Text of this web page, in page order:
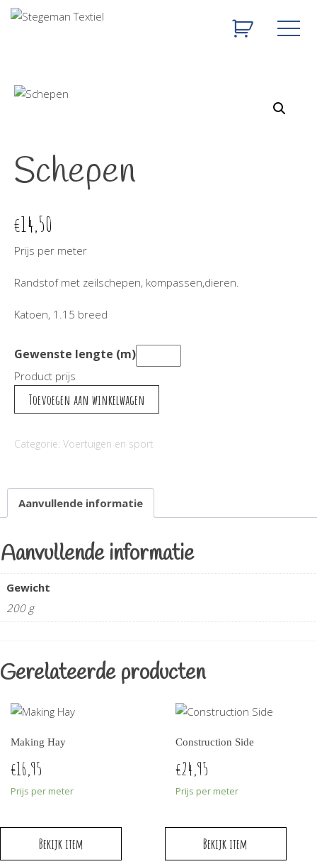
Schepen
€14,50
Prijs per meter
Randstof met zeilschepen, kompassen,dieren.
Katoen, 1.15 breed
Gewenste lengte (m)
Product prijs
Schepen
aantal
Toevoegen aan winkelwagen
Categorie: Voertuigen en sport
Aanvullende informatie
Aanvullende informatie
Gewicht
200 g
Gerelateerde producten
Making Hay
€16,95
Prijs per meter
Bekijk item
Construction Side
€24,95
Prijs per meter
Bekijk item